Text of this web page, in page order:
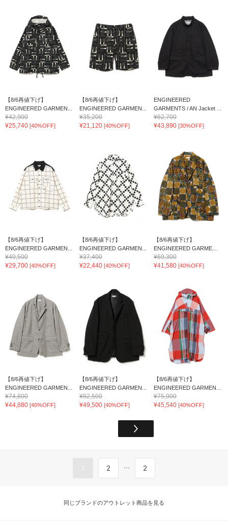
【8/6再値下げ】
ENGINEERED GARMEN...
¥42,900
¥25,740 [40%OFF]
【8/6再値下げ】
ENGINEERED GARMEN...
¥35,200
¥21,120 [40%OFF]
ENGINEERED
GARMENTS / AN Jacket ...
¥62,700
¥43,890 [30%OFF]
【8/6再値下げ】
ENGINEERED GARMEN...
¥49,500
¥29,700 [40%OFF]
【8/6再値下げ】
ENGINEERED GARMEN...
¥37,400
¥22,440 [40%OFF]
【8/6再値下げ】
ENGINEERED GARME...
¥69,300
¥41,580 [40%OFF]
【8/6再値下げ】
ENGINEERED GARMEN...
¥74,800
¥44,880 [40%OFF]
【8/6再値下げ】
ENGINEERED GARMEN...
¥82,500
¥49,500 [40%OFF]
【8/6再値下げ】
ENGINEERED GARMEN...
¥75,900
¥45,540 [40%OFF]
1 2 ... 2
同じブランドのアウトレット商品を見る